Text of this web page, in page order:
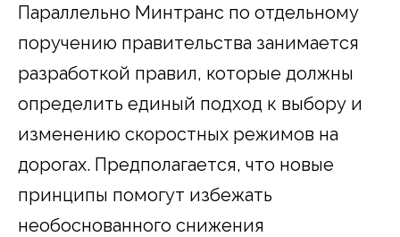
Параллельно Минтранс по отдельному
поручению правительства занимается
разработкой правил, которые должны
определить единый подход к выбору и
изменению скоростных режимов на
дорогах. Предполагается, что новые
принципы помогут избежать
необоснованного снижения